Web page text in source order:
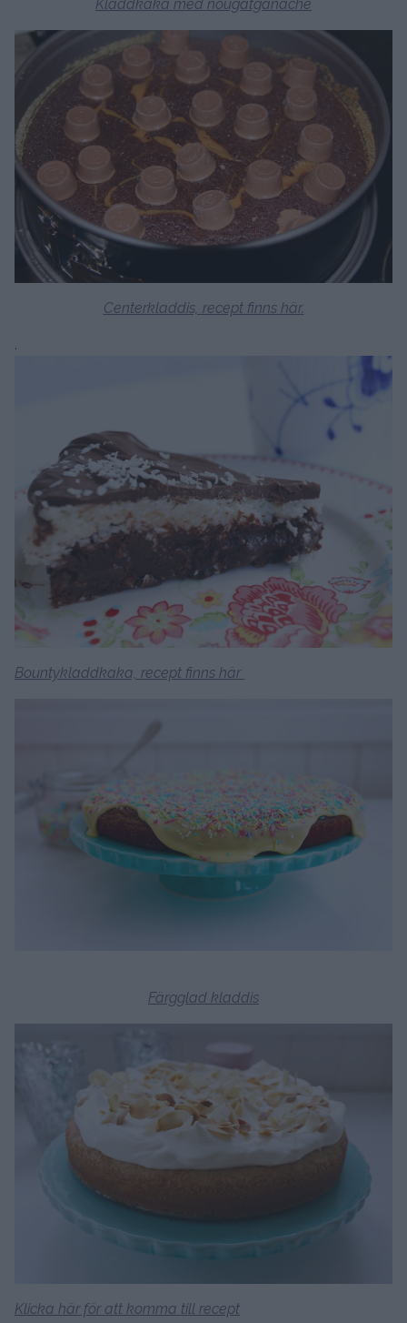
Kladdkaka med nougatganache
Centerkladdis, recept finns här.
.
Bountykladdkaka, recept finns här
Färgglad kladdis
Klicka här för att komma till recept